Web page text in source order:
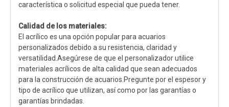
característica o solicitud especial que pueda tener.
Calidad de los materiales:
El acrílico es una opción popular para acuarios
personalizados debido a su resistencia, claridad y
versatilidad.Asegúrese de que el personalizador utilice
materiales acrílicos de alta calidad que sean adecuados
para la construcción de acuarios.Pregunte por el espesor y
tipo de acrílico que utilizan, así como por las garantías o
garantías brindadas.